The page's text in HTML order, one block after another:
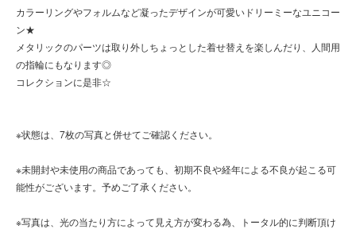
カラーリングやフォルムなど凝ったデザインが可愛いドリーミーなユニコー
ン★
メタリックのパーツは取り外しちょっとした着せ替えを楽しんだり、人間用
の指輪にもなります◎
コレクションに是非☆
※状態は、7枚の写真と併せてご確認ください。
※未開封や未使用の商品であっても、初期不良や経年による不良が起こる可
能性がございます。予めご了承ください。
※写真は、光の当たり方によって見え方が変わる為、トータル的に判断頂け